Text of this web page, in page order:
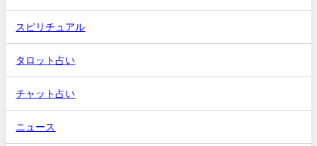
スピリチュアル
タロット占い
チャット占い
ニュース